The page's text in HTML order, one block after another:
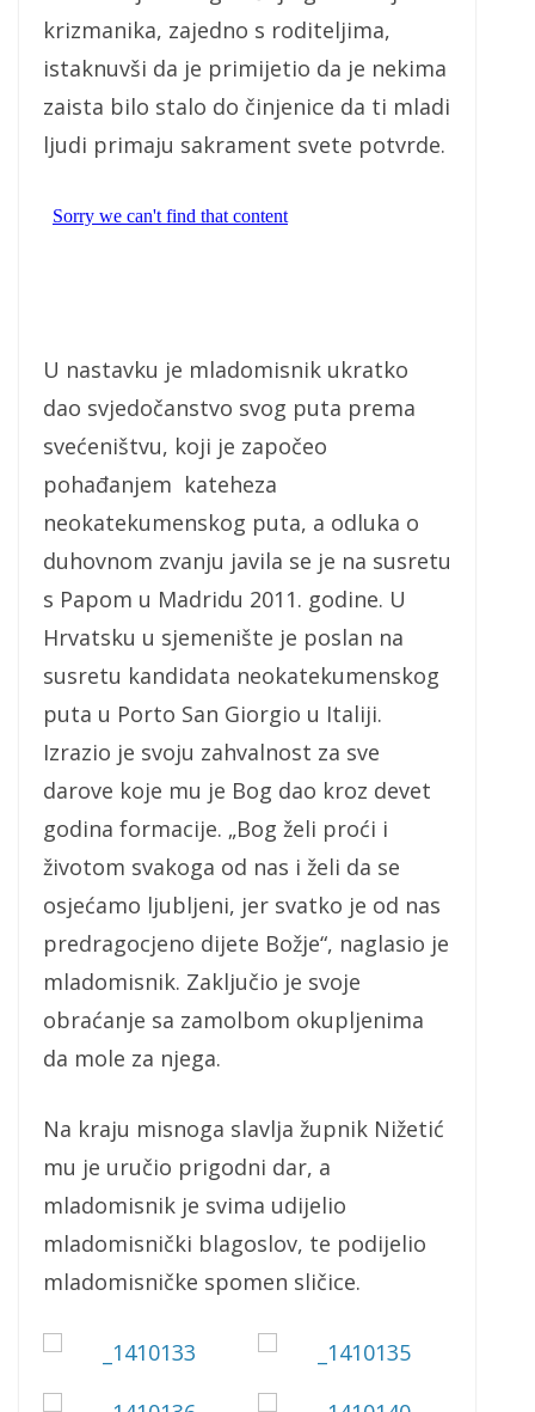
krizmanika, zajedno s roditeljima,
istaknuvši da je primijetio da je nekima
zaista bilo stalo do činjenice da ti mladi
ljudi primaju sakrament svete potvrde.
U nastavku je mladomisnik ukratko
dao svjedočanstvo svog puta prema
svećeništvu, koji je započeo
pohađanjem kateheza
neokatekumenskog puta, a odluka o
duhovnom zvanju javila se je na susretu
s Papom u Madridu 2011. godine. U
Hrvatsku u sjemenište je poslan na
susretu kandidata neokatekumenskog
puta u Porto San Giorgio u Italiji.
Izrazio je svoju zahvalnost za sve
darove koje mu je Bog dao kroz devet
godina formacije. „Bog želi proći i
životom svakoga od nas i želi da se
osjećamo ljubljeni, jer svatko je od nas
predragocjeno dijete Božje“, naglasio je
mladomisnik. Zaključio je svoje
obraćanje sa zamolbom okupljenima
da mole za njega.
Na kraju misnoga slavlja župnik Nižetić
mu je uručio prigodni dar, a
mladomisnik je svima udijelio
mladomisnički blagoslov, te podijelio
mladomisničke spomen sličice.